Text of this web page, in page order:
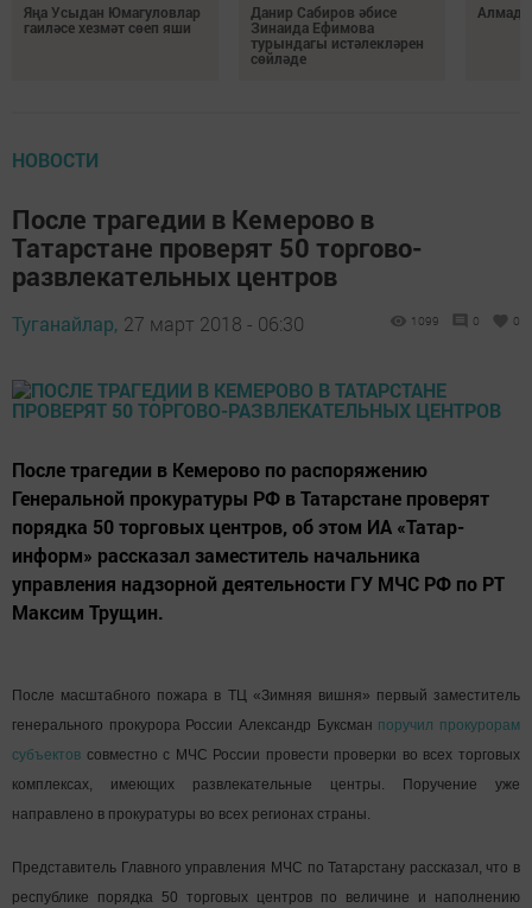
Яңа Усыдан Юмагуловлар
гаиләсе хезмәт сөеп яши
Данир Сабиров әбисе
Зинаида Ефимова
турындагы истәлекләрен
сөйләде
НОВОСТИ
После трагедии в Кемерово в
Татарстане проверят 50 торгово-
развлекательных центров
Туганайлар, 27 март 2018 - 06:30 1099 0 0
После трагедии в Кемерово по распоряжению
Генеральной прокуратуры РФ в Татарстане проверят
порядка 50 торговых центров, об этом ИА «Татар-
информ» рассказал заместитель начальника
управления надзорной деятельности ГУ МЧС РФ по РТ
Максим Трущин.
После масштабного пожара в ТЦ «Зимняя вишня» первый заместитель
генерального прокурора России Александр Буксман поручил прокурорам
субъектов совместно с МЧС России провести проверки во всех торговых
комплексах, имеющих развлекательные центры. Поручение уже
направлено в прокуратуры во всех регионах страны.
Представитель Главного управления МЧС по Татарстану рассказал, что в
республике порядка 50 торговых центров по величине и наполнению